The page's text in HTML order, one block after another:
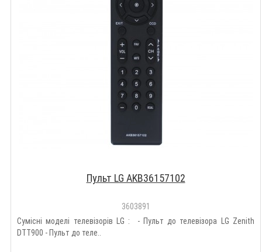
Пульт LG AKB36157102
3603891
Сумісні моделі телевізорів LG : - Пульт до телевізора LG Zenith
DTT900 - Пульт до теле..